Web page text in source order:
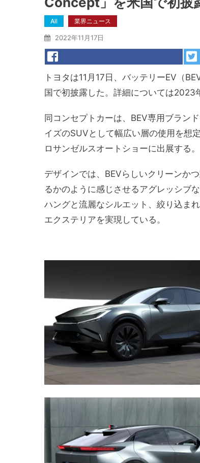
All 業界ニュース
2022年11月17日
トヨタは11月17日、バッテリーEV（
国で初披露した。詳細については2023
同コンセプトカーは、BEV専用ブラン
イズのSUVとして幅広い層の使用を想
ロサンゼルスオートショーに出展する。
デザインでは、BEVらしいクリーンか
るかのように感じさせるアグレッシブ
ハングと流麗なシルエット、絞り込ま
エクステリアを実現している。